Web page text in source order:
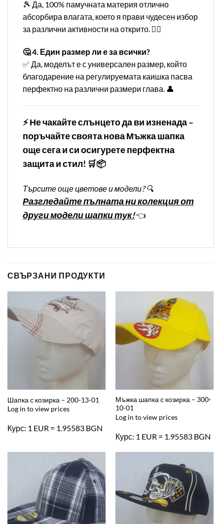
🎾 Да, 100% памучната материя отлично
абсорбира влагата, което я прави чудесен избор
за различни активности на открито. 🏌️‍♂️
🤔 4. Един размер ли е за всички?
✅ Да, моделът е с универсален размер, който
благодарение на регулируемата каишка пасва
перфектно на различни размери глава. 👤
⚡ Не чакайте слънцето да ви изненада –
поръчайте своята нова Мъжка шапка
още сега и си осигурете перфектна
защита и стил! 🛒📦
Търсите още цветове и модели? 🔍
Разгледайте пълната ни колекция от
други модели шапки тук!👈
СВЪРЗАНИ ПРОДУКТИ
Шапка с козирка – 200-13-01
Log in to view prices
Курс: 1 EUR = 1.95583 BGN
Мъжка шапка с козирка – 300-
10-01
Log in to view prices
Курс: 1 EUR = 1.95583 BGN